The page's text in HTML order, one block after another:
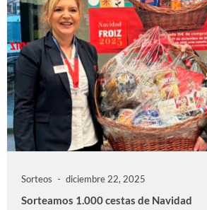
Sorteos diciembre 22, 2025
Sorteamos 1.000 cestas de Navidad